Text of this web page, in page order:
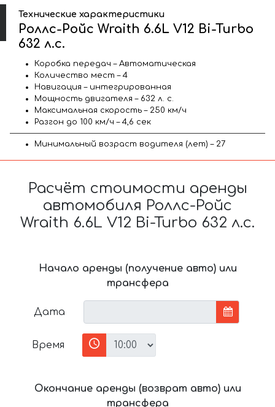
Технические характеристики
Роллс-Ройс Wraith 6.6L V12 Bi-Turbo
632 л.с.
Коробка передач – Автоматическая
Количество мест – 4
Навигация – интегрированная
Мощность двигателя – 632 л. с.
Максимальная скорость – 250 км/ч
Разгон до 100 км/ч – 4,6 сек
Минимальный возраст водителя (лет) – 27
Расчёт стоимости аренды
автомобиля Роллс-Ройс
Wraith 6.6L V12 Bi-Turbo 632 л.с.
Начало аренды (получение авто) или
трансфера
Дата
Время
Окончание аренды (возврат авто) или
трансфера